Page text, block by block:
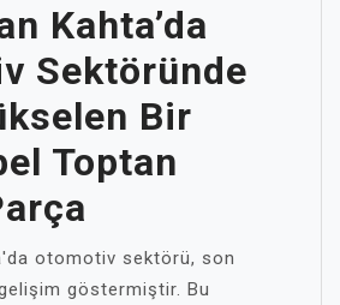
Kahta’da
Sektöründe
Bir
Toptan
otomotiv sektörü, son
gelişim göstermiştir. Bu